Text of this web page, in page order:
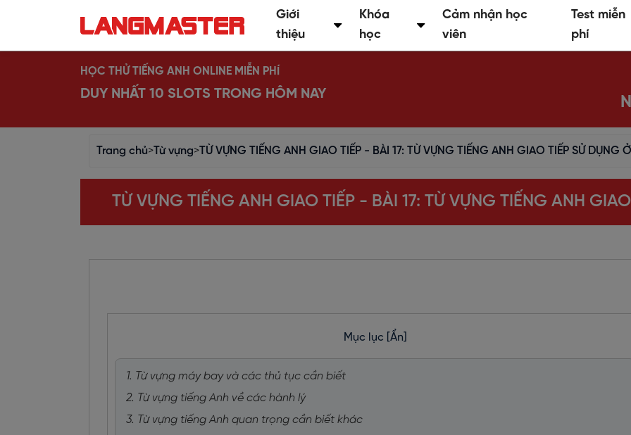
Giới
thiệu
Khóa
học
Cảm nhận học
viên
Test miễn
phí
HỌC THỬ TIẾNG ANH ONLINE MIỄN PHÍ
DUY NHẤT 10 SLOTS TRONG HÔM NAY
Trang chủ>Từ vựng>TỪ VỰNG TIẾNG ANH GIAO TIẾP - BÀI 17: TỪ VỰNG TIẾNG ANH GIAO TIẾP SỬ DỤNG
TỪ VỰNG TIẾNG ANH GIAO TIẾP - BÀI 17: TỪ VỰNG TIẾNG ANH
Mục lục [Ẩn]
1. Từ vựng máy bay và các thủ tục cần biết
2. Từ vựng tiếng Anh về các hành lý
3. Từ vựng tiếng Anh quan trọng cần biết khác